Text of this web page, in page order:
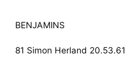
BENJAMINS
81 Simon Herland 20.53.61